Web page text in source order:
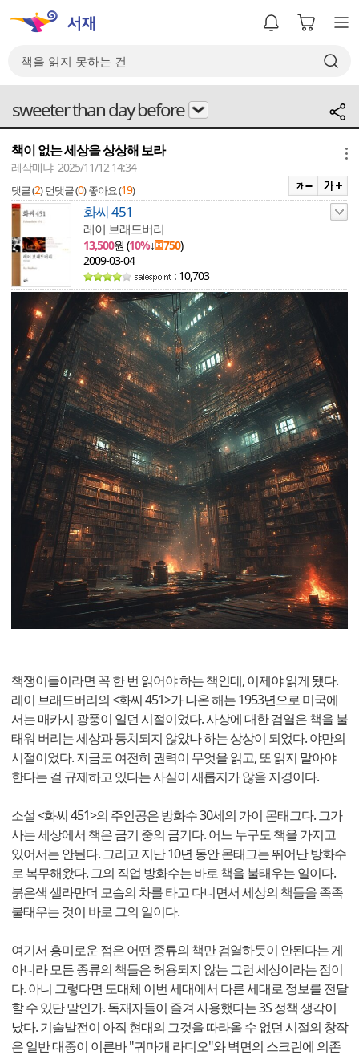
sweeter than day before
책이 없는 세상을 상상해 보라
레삭매냐 2025/11/12 14:34
댓글 (2) 먼댓글 (0) 좋아요 (19)
화씨 451
레이 브래드버리
13,500원 (10%↓ 750)
2009-03-04
: 10,703
책쟁이들이라면 꼭 한 번 읽어야 하는 책인데, 이제야 읽게 됐다.
레이 브래드버리의 <화씨 451>가 나온 해는 1953년으로 미국에
서는 매카시 광풍이 일던 시절이었다. 사상에 대한 검열은 책을 불
태워 버리는 세상과 등치되지 않았나 하는 상상이 되었다. 야만의
시절이었다. 지금도 여전히 권력이 무엇을 읽고, 또 읽지 말아야
한다는 걸 규제하고 있다는 사실이 새롭지가 않을 지경이다.
소설 <화씨 451>의 주인공은 방화수 30세의 가이 몬태그다. 그가
사는 세상에서 책은 금기 중의 금기다. 어느 누구도 책을 가지고
있어서는 안된다. 그리고 지난 10년 동안 몬태그는 뛰어난 방화수
로 복무해왔다. 그의 직업 방화수는 바로 책을 불태우는 일이다.
붉은색 샐라만더 모습의 차를 타고 다니면서 세상의 책들을 족족
불태우는 것이 바로 그의 일이다.
여기서 흥미로운 점은 어떤 종류의 책만 검열하듯이 안된다는 게
아니라 모든 종류의 책들은 허용되지 않는 그런 세상이라는 점이
다. 아니 그렇다면 도대체 이번 세대에서 다른 세대로 정보를 전달
할 수 있단 말인가. 독재자들이 즐겨 사용했다는 3S 정책 생각이
났다. 기술발전이 아직 현대의 그것을 따라올 수 없던 시절의 창작
은 일반 대중이 이른바 "귀마개 라디오"와 벽면의 스크린에 의존